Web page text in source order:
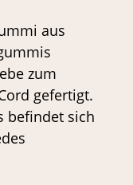
aus
zum
gefertigt.
befindet sich